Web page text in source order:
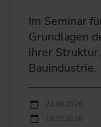
Im Seminar
Grundlagen
ihrer
Bauindustrie.
Durchführungen
Veranstaltungsdatum
24.08.2026
19.10.2026